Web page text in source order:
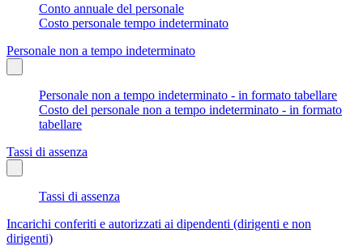
Conto annuale del personale
Costo personale tempo indeterminato
Personale non a tempo indeterminato
Personale non a tempo indeterminato - in formato tabellare
Costo del personale non a tempo indeterminato - in formato
tabellare
Tassi di assenza
Tassi di assenza
Incarichi conferiti e autorizzati ai dipendenti (dirigenti e non
dirigenti)